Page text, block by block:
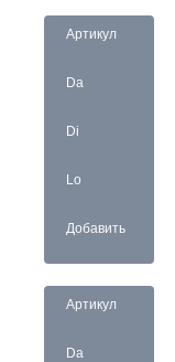
Артикул
Da
Di
Lo
Добавить
Артикул
Da